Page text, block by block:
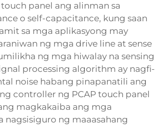
panel ang alinman sa
o self-capacitance, kung saan
sa mga aplikasyong may
ng mga drive line at sense
ng mga hiwalay na sensing
processing algorithm ay nagfi-
noise habang pinapanatili ang
controller ng PCAP touch panel
magkakaiba ang mga
nagsisiguro ng maaasahang